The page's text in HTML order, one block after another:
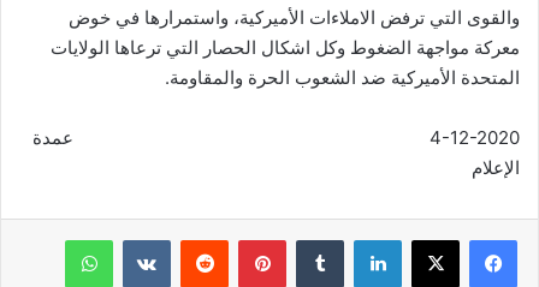
والقوى التي ترفض الاملاءات الأميركية، واستمرارها في خوض
معركة مواجهة الضغوط وكل اشكال الحصار التي ترعاها الولايات
المتحدة الأميركية ضد الشعوب الحرة والمقاومة.
4-12-2020 عمدة
الإعلام
فيسبوك لينكدإن بينتيريست